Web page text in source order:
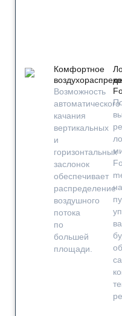
Комфортное
Возможность
автоматического
качания
вертикальных
и
горизонтальных
заслонок
обеспечивает
распределение
воздушного
потока
по
большей
площади.
на